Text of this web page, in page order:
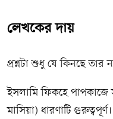
লেখকের দায়
প্রশ্নটা শুধু যে কিনছে তার
ইসলামি ফিকহে
মাসিয়া) ধারণাটি